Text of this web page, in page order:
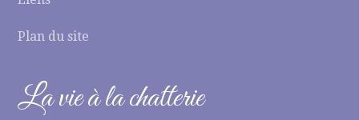
Plan du site
La vie à la chatterie